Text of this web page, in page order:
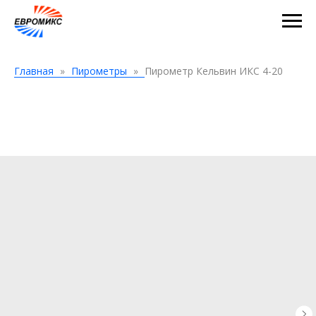
Главная Пирометры Пирометр Кельвин ИКС 4-20